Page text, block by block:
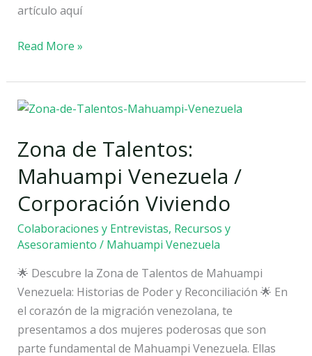
artículo aquí
Read More »
Zona de Talentos:
Mahuampi Venezuela /
Corporación Viviendo
Colaboraciones y Entrevistas, Recursos y
Asesoramiento / Mahuampi Venezuela
🌟 Descubre la Zona de Talentos de Mahuampi
Venezuela: Historias de Poder y Reconciliación 🌟 En
el corazón de la migración venezolana, te
presentamos a dos mujeres poderosas que son
parte fundamental de Mahuampi Venezuela. Ellas
Zona
Talentos:
Venezuela
/
Corporación
Viviendo